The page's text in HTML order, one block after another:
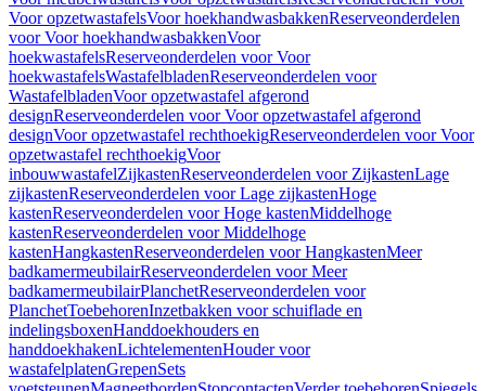
Voor opzetwastafelsVoor hoekhandwasbakkenReserveonderdelen
voor Voor hoekhandwasbakkenVoor
hoekwastafelsReserveonderdelen voor Voor
hoekwastafelsWastafelbladenReserveonderdelen voor
WastafelbladenVoor opzetwastafel afgerond
designReserveonderdelen voor Voor opzetwastafel afgerond
designVoor opzetwastafel rechthoekigReserveonderdelen voor Voor
opzetwastafel rechthoekigVoor
inbouwwastafelZijkastenReserveonderdelen voor ZijkastenLage
zijkastenReserveonderdelen voor Lage zijkastenHoge
kastenReserveonderdelen voor Hoge kastenMiddelhoge
kastenReserveonderdelen voor Middelhoge
kastenHangkastenReserveonderdelen voor HangkastenMeer
badkamermeubilairReserveonderdelen voor Meer
badkamermeubilairPlanchetReserveonderdelen voor
PlanchetToebehorenInzetbakken voor schuiflade en
indelingsboxenHanddoekhouders en
handdoekhakenLichtelementenHouder voor
wastafelplatenGrepenSets